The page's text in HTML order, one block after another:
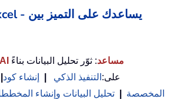
KUTOOLS AI مساعد: ثوّر تحليل البيانات بناءً
على: التنفيذ الذكي إنشاء كود
المخصصة
تحليل البيانات وإنشاء